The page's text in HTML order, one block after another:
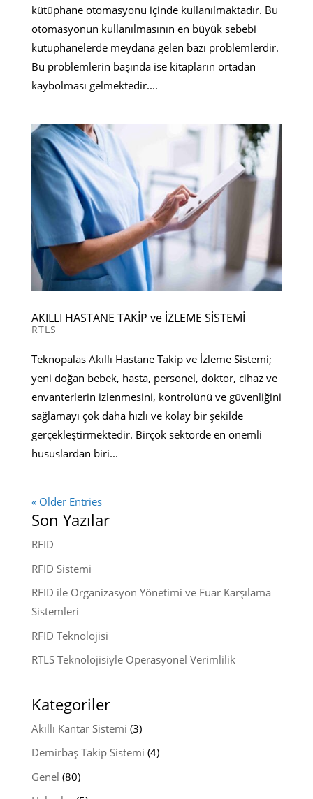
kütüphane otomasyonu içinde kullanılmaktadır. Bu
otomasyonun kullanılmasının en büyük sebebi
kütüphanelerde meydana gelen bazı problemlerdir.
Bu problemlerin başında ise kitapların ortadan
kaybolması gelmektedir....
AKILLI HASTANE TAKİP ve İZLEME SİSTEMİ
RTLS
Teknopalas Akıllı Hastane Takip ve İzleme Sistemi;
yeni doğan bebek, hasta, personel, doktor, cihaz ve
envanterlerin izlenmesini, kontrolünü ve güvenliğini
sağlamayı çok daha hızlı ve kolay bir şekilde
gerçekleştirmektedir. Birçok sektörde en önemli
hususlardan biri...
« Older Entries
Son Yazılar
RFID
RFID Sistemi
RFID ile Organizasyon Yönetimi ve Fuar Karşılama
Sistemleri
RFID Teknolojisi
RTLS Teknolojisiyle Operasyonel Verimlilik
Kategoriler
Akıllı Kantar Sistemi (3)
Demirbaş Takip Sistemi (4)
Genel (80)